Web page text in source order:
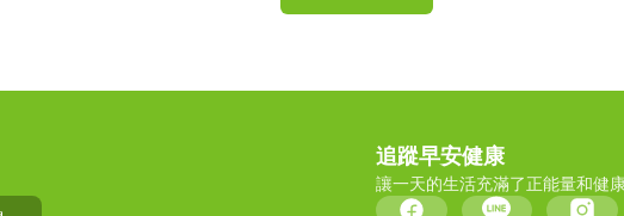
追蹤早安健康
讓一天的生活充滿了正能量和健